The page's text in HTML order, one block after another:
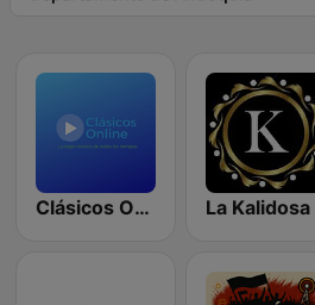
Clásicos Online La Kalidosa